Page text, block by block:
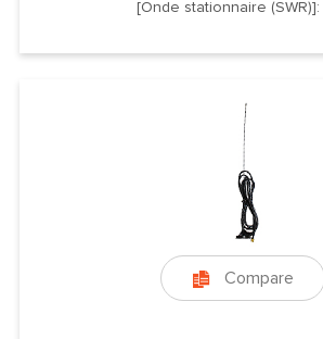
[Onde stationnaire (SWR)]:
 Compare